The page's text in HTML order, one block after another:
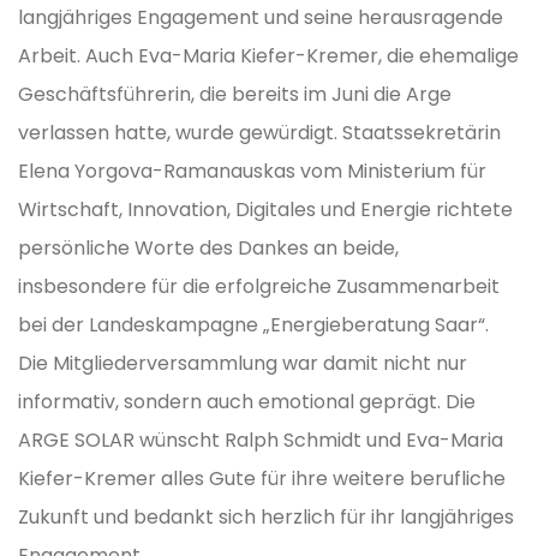
langjähriges Engagement und seine herausragende
Arbeit. Auch Eva-Maria Kiefer-Kremer, die ehemalige
Geschäftsführerin, die bereits im Juni die Arge
verlassen hatte, wurde gewürdigt. Staatssekretärin
Elena Yorgova-Ramanauskas vom Ministerium für
Wirtschaft, Innovation, Digitales und Energie richtete
persönliche Worte des Dankes an beide,
insbesondere für die erfolgreiche Zusammenarbeit
bei der Landeskampagne „Energieberatung Saar“.
Die Mitgliederversammlung war damit nicht nur
informativ, sondern auch emotional geprägt. Die
ARGE SOLAR wünscht Ralph Schmidt und Eva-Maria
Kiefer-Kremer alles Gute für ihre weitere berufliche
Zukunft und bedankt sich herzlich für ihr langjähriges